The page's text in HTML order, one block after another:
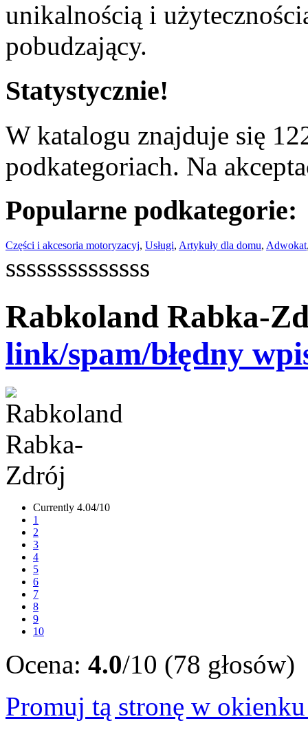
unikalnością i
pobudzający.
Statystycznie!
W katalogu znajduje się
podkategoriach. Na
Popularne podkategorie:
Części i akcesoria motoryzacyj, Usługi, Artykuły dla domu, Adwokat
ssssssssssssss
Rabkoland Rabka-
link/spam/błędny
Currently 4.04/10
1
2
3
4
5
6
7
8
9
10
Ocena: 4.0/10 (78 głosów)
Promuj tą stronę w